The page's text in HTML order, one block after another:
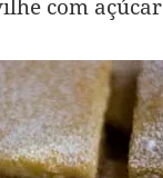
com